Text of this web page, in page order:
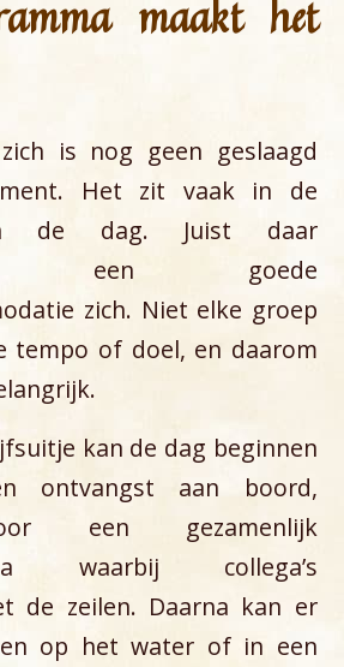
maakt het
is nog geen geslaagd
Het zit vaak in de
de dag. Juist daar
een goede
zich. Niet elke groep
tempo of doel, en daarom
kan de dag beginnen
ontvangst aan boord,
een gezamenlijk
waarbij collega’s
de zeilen. Daarna kan er
op het water of in een